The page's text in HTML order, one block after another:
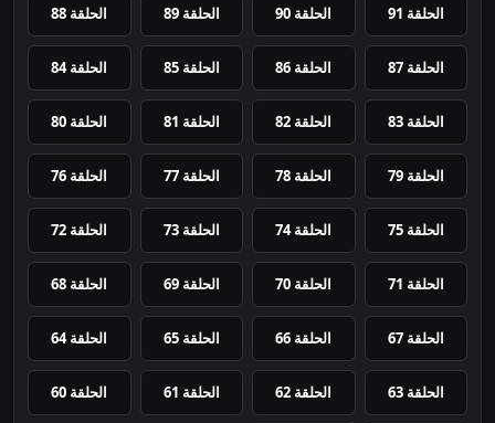
الحلقة 91 الحلقة 90 الحلقة 89 الحلقة 88
الحلقة 87 الحلقة 86 الحلقة 85 الحلقة 84
الحلقة 83 الحلقة 82 الحلقة 81 الحلقة 80
الحلقة 79 الحلقة 78 الحلقة 77 الحلقة 76
الحلقة 75 الحلقة 74 الحلقة 73 الحلقة 72
الحلقة 71 الحلقة 70 الحلقة 69 الحلقة 68
الحلقة 67 الحلقة 66 الحلقة 65 الحلقة 64
الحلقة 63 الحلقة 62 الحلقة 61 الحلقة 60